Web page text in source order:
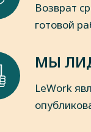
Возврат
готовой
МЫ
LeWork